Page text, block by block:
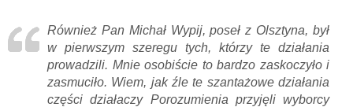
Również Pan Michał Wypij, poseł z Olsztyna, był
w pierwszym szeregu tych, którzy te działania
prowadzili. Mnie osobiście to bardzo zaskoczyło i
zasmuciło. Wiem, jak źle te szantażowe działania
części działaczy Porozumienia przyjęli wyborcy